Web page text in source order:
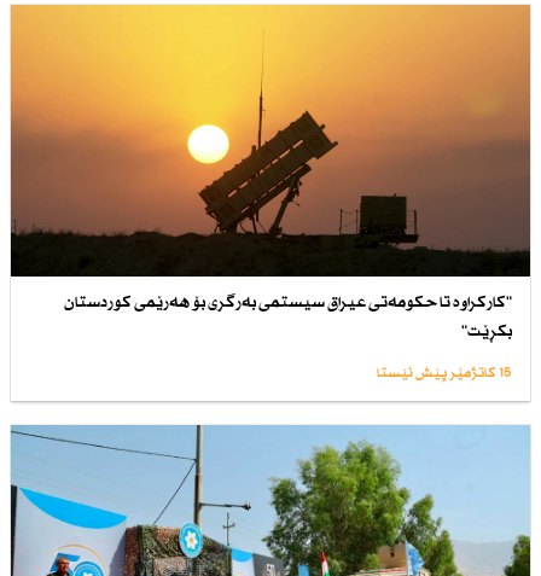
"كاركراوە تا حكومەتی عیراق سیستمی بەرگری بۆ هەرێمی كوردستان
بكڕێت"
15 کاتژمێر پێش ئێستا